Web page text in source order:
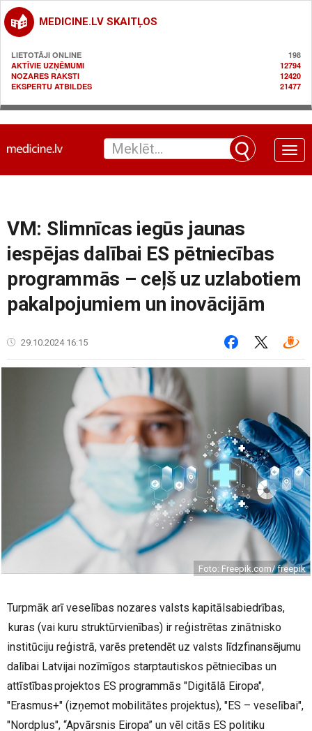
MEDICINE.LV SKAITĻOS
LIETOTĀJI ONLINE
198
AKTĪVIE UZŅĒMUMI
12794
NOZARES RAKSTI
12420
EKSPERTU ATBILDES
21477
Toggle
VM: Slimnīcas iegūs jaunas
iespējas dalībai ES pētniecības
programmās – ceļš uz uzlabotiem
pakalpojumiem un inovācijām
29.10.2024 16:15
Foto: Freepik.com/ freepik
Turpmāk arī veselības nozares valsts kapitālsabiedrības,
kuras (vai kuru struktūrvienības) ir reģistrētas zinātnisko
institūciju reģistrā, varēs pretendēt uz valsts līdzfinansējumu
dalībai Latvijai nozīmīgos starptautiskos pētniecības un
attīstības projektos ES programmās "Digitālā Eiropa",
"Erasmus+" (izņemot mobilitātes projektus), "ES – veselībai",
"Nordplus", “Apvārsnis Eiropa” un vēl citās ES politiku